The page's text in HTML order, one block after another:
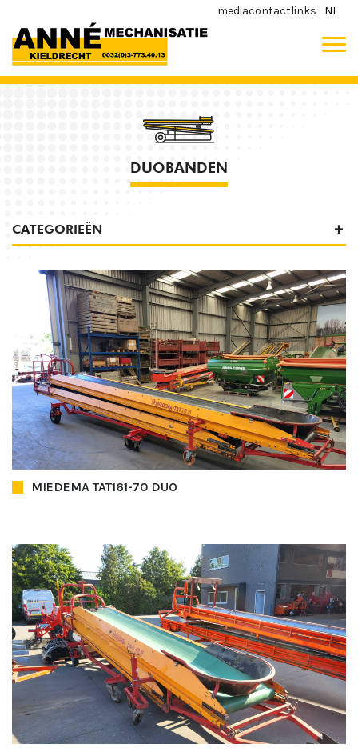
mediacontactlinks NL
DUOBANDEN
CATEGORIEËN
MIEDEMA TAT161-70 DUO